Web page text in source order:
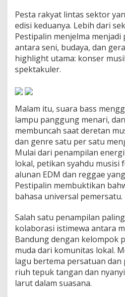
k
L
i
t
a
L
e
d
a
k
k
a
n
E
e
r
g
i
d
i
u
s
Pesta rakyat lintas sektor
edisi keduanya. Lebih dari
Pestipalin menjelma
antara seni, budaya, dan
highlight utama: konser
spektakuler.
Malam itu, suara bass
lampu panggung menari,
membuncah saat deretan
dan genre satu per satu
Mulai dari penampilan
lokal, petikan syahdu musisi
alunan EDM dan reggae
Pestipalin membuktikan
bahasa universal pemersatu.
Salah satu penampilan
kolaborasi istimewa antara
Bandung dengan kelompok
muda dari komunitas lokal.
lagu bertema persatuan
riuh tepuk tangan dan
larut dalam suasana.